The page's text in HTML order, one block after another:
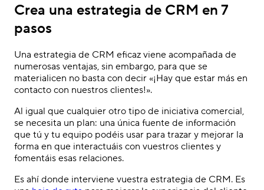
Crea una estrategia de CRM en 7
pasos
Una estrategia de CRM eficaz viene acompañada de
numerosas ventajas, sin embargo, para que se
materialicen no basta con decir «¡Hay que estar más en
contacto con nuestros clientes!».
Al igual que cualquier otro tipo de iniciativa comercial,
se necesita un plan: una única fuente de información
que tú y tu equipo podéis usar para trazar y mejorar la
forma en que interactuáis con vuestros clientes y
fomentáis esas relaciones.
Es ahí donde interviene vuestra estrategia de CRM. Es